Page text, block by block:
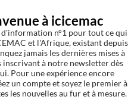
à icicemac
n°1 pour tout ce qui
et l'Afrique, existant depuis
jamais les dernières mises à
inscrivant à notre newsletter dès
Pour une expérience encore
un compte et soyez le premier à
les nouvelles au fur et à mesure.